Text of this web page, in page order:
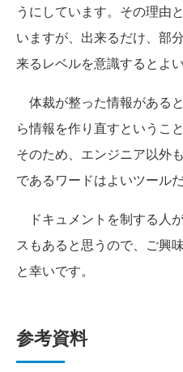
うにしています。その理由
いますが、出来るだけ、部
来るレベルを意識するとよい
体裁が整った情報がある
ら情報を作り直すというこ
そのため、エンジニア以外
であるワードはよいツール
ドキュメントを制する人
スもあると思うので、ご興
と幸いです。
参考資料